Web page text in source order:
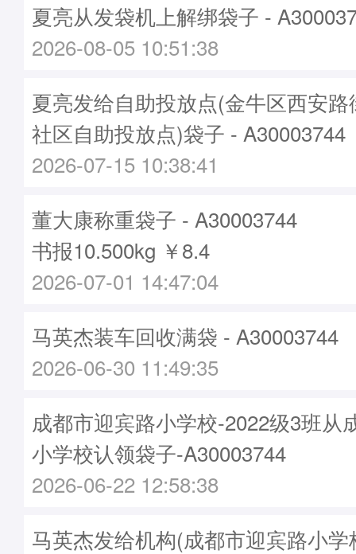
夏亮从发袋机上解绑袋子 -
2026-08-05 10:51:38
夏亮发给自助投放点(金牛区西安
社区自助投放点)袋子 - A30003744
2026-07-15 10:38:41
董大康称重袋子 - A30003744
书报10.500kg ￥8.4
2026-07-01 14:47:04
马英杰装车回收满袋 - A30003744
2026-06-30 11:49:35
成都市迎宾路小学校-2022级3班从
小学校认领袋子-A30003744
2026-06-22 12:58:38
马英杰发给机构(成都市迎宾路小